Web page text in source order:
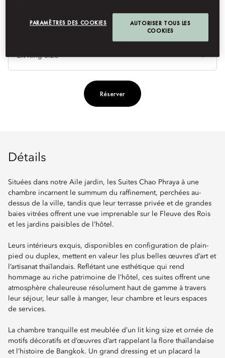
Réserver
Détails
Situées dans notre Aile jardin, les Suites Chao Phraya à une
chambre incarnent le summum du raffinement, perchées au-
dessus de la ville, tandis que leur terrasse privée et de grandes
baies vitrées offrent une vue imprenable sur le Fleuve des Rois
et les jardins paisibles de l’hôtel.
Leurs intérieurs exquis, disponibles en configuration de plain-
pied ou duplex, mettent en valeur les plus belles œuvres d’art et
l’artisanat thaïlandais. Reflétant une esthétique qui rend
hommage au riche patrimoine de l’hôtel, ces suites offrent une
atmosphère chaleureuse résolument haut de gamme à travers
leur séjour, leur salle à manger, leur chambre et leurs espaces
de services.
La chambre tranquille est meublée d’un lit king size et ornée de
motifs décoratifs et d’œuvres d’art rappelant la flore thaïlandaise
et l’histoire de Bangkok. Un grand dressing et un placard la
PARAMÈTRES DES COOKIES
AUTORISER TOUS LES
COOKIES